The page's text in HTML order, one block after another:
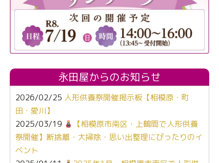
永田屋からのお知らせ
2026/02/25 人形供養祭開催掲示板【相模原・町
田・愛川】
2025/03/19
【相模原市南区・上鶴間で人形供養
祭開催】断捨離・大掃除・思い出整理にぴったりのイ
ベント